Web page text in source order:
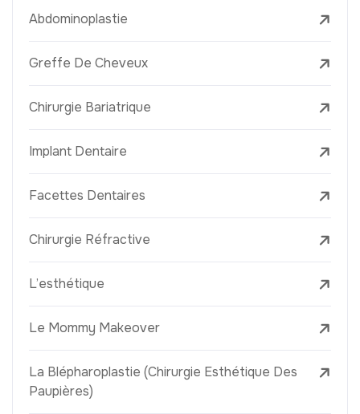
Abdominoplastie
Greffe De Cheveux
Chirurgie Bariatrique
Implant Dentaire
Facettes Dentaires
Chirurgie Réfractive
L’esthétique
Le Mommy Makeover
La Blépharoplastie (Chirurgie Esthétique Des
Paupières)